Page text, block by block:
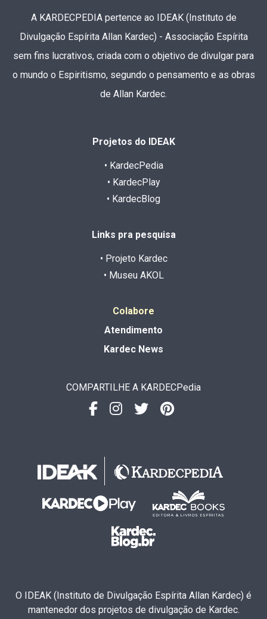
A KARDECPEDIA pertence ao IDEAK (Instituto de
Divulgação Espírita Allan Kardec) - Associação Espírita
sem fins lucrativos, criada com o objetivo de divulgar para
o mundo o Espiritismo, segundo o pensamento e as obras
de Allan Kardec.
Projetos do IDEAK
• KardecPedia
• KardecPlay
• KardecBlog
Links pra pesquisa
• Projeto Kardec
• Museu AKOL
Colabore
Atendimento
Kardec News
COMPARTILHE A KARDECPedia
O IDEAK (Instituto de Divulgação Espírita Allan Kardec) é
mantenedor dos projetos de divulgação de Kardec.